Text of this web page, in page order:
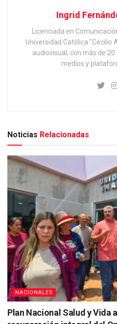
Ingrid
Licenciada en
Universidad Católica "Cecilio
audiovisual, con más de
medios y
Noticias Relacionadas
NACIONALES
Plan Nacional Salud y Vida